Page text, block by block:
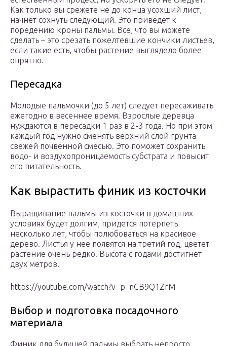
Как только вы срежете не до конца усохший лист,
начнет сохнуть следующий. Это приведет к
поредению кроны пальмы. Все, что вы можете
сделать – это срезать пожелтевшие кончики листьев,
если такие есть, чтобы растение выглядело более
опрятно.
Пересадка
Молодые пальмочки (до 5 лет) следует пересаживать
ежегодно в весеннее время. Взрослые деревца
нуждаются в пересадки 1 раз в 2-3 года. Но при этом
каждый год нужно сменять верхний слой грунта
свежей почвенной смесью. Это поможет сохранить
водо- и воздухопроницаемость субстрата и повысит
его питательность.
Как вырастить финик из косточки
Выращивание пальмы из косточки в домашних
условиях будет долгим, придется потерпеть
несколько лет, чтобы полюбоваться на красивое
дерево. Листья у нее появятся на третий год, цветет
растение очень редко. Высота с годами достигнет
двух метров.
https://youtube.com/watch?v=p_nCB9Q1ZrM
Выбор и подготовка посадочного
материала
Финик для будущей пальмы выбрать непросто,